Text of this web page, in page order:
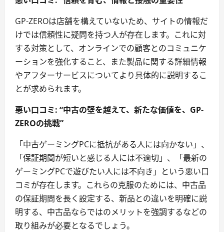
GP-ZEROは店舗を構えていないため、サイトの情報だ
けでは信頼性に疑問を持つ人が存在します。これに対
する対策として、オンラインでの顧客とのコミュニケ
ーションを強化すること、また製品に関する詳細情報
やアフターサービスについてより具体的に説明するこ
とが求められます。
悪い口コミ: “中古の壁を越えて、新たな価値を、GP-
ZEROの挑戦”
「中古ゲーミングPCに抵抗がある人には向かない」、
「保証期間が短いと感じる人には不適切」、「最新の
ゲーミングPCで遊びたい人には不向き」という悪い口
コミが存在します。これらの克服のためには、中古品
の保証期間を長く設定する、新品との違いを明確に説
明する、中古品ならではのメリットを強調するなどの
取り組みが必要となるでしょう。